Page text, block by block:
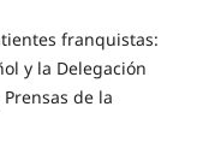
franquistas:
y la Delegación
de la